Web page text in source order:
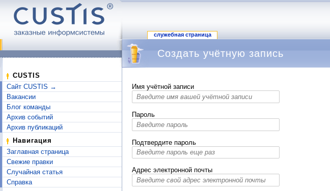
служебная страница
CUSTIS
Сайт CUSTIS →
Вакансии
Блог команды
Архив событий
Архив публикаций
Навигация
Заглавная страница
Свежие правки
Случайная статья
Справка
Создать учётную запись
Имя учётной записи
Пароль
Подтвердите пароль
Адрес электронной почты